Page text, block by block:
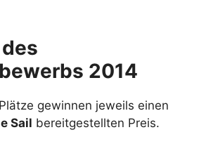
2014
gewinnen jeweils einen
Sail bereitgestellten Preis.